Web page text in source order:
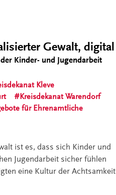
Gewalt, digital
Kinder- und Jugendarbeit
Kleve
Kreisdekanat Warendorf
für Ehrenamtliche
ist es, dass sich Kinder und
Jugendarbeit sicher fühlen
eine Kultur der Achtsamkeit